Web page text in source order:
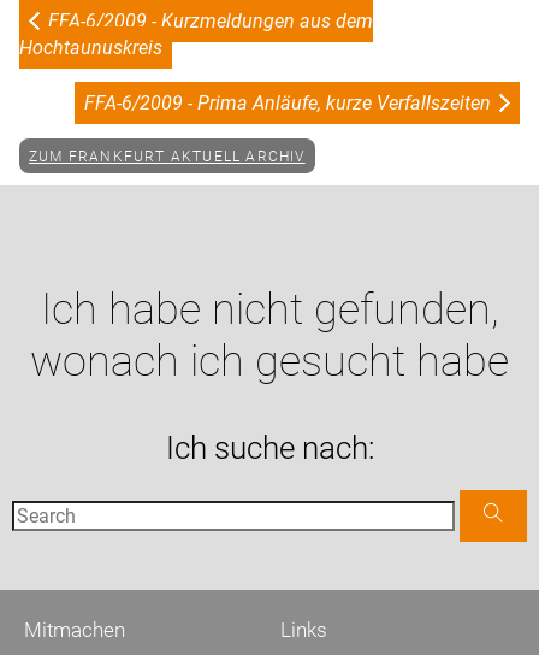
FFA-6/2009 - Kurzmeldungen aus dem
Hochtaunuskreis
FFA-6/2009 - Prima Anläufe, kurze Verfallszeiten
ZUM FRANKFURT AKTUELL ARCHIV
Ich habe nicht gefunden,
wonach ich gesucht habe
Ich suche nach:
Links
Mitmachen